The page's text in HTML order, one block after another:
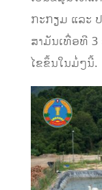
ກະກຽມ ແລະ
ສາມັນເທື່ອທີ
ໄຂຂຶ້ນໃນມໍ່ໆນີ້.